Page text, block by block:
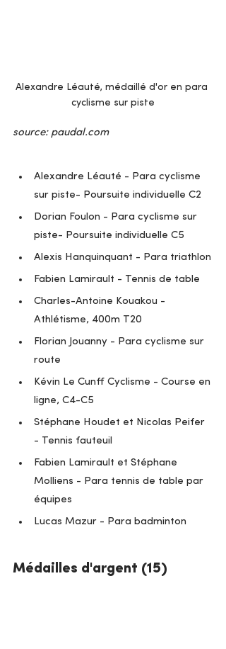
Alexandre Léauté, médaillé d'or en para
cyclisme sur piste
source: paudal.com
Alexandre Léauté - Para cyclisme
sur piste- Poursuite individuelle C2
Dorian Foulon - Para cyclisme sur
piste- Poursuite individuelle C5
Alexis Hanquinquant - Para triathlon
Fabien Lamirault - Tennis de table
Charles-Antoine Kouakou -
Athlétisme, 400m T20
Florian Jouanny - Para cyclisme sur
route
Kévin Le Cunff Cyclisme - Course en
ligne, C4-C5
Stéphane Houdet et Nicolas Peifer
- Tennis fauteuil
Fabien Lamirault et Stéphane
Molliens - Para tennis de table par
équipes
Lucas Mazur - Para badminton
Médailles d'argent (15)